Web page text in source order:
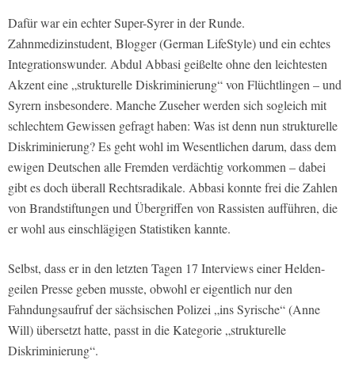
Dafür war ein echter Super-Syrer in der Runde.
Zahnmedizinstudent, Blogger (German LifeStyle) und ein echtes
Integrationswunder. Abdul Abbasi geißelte ohne den leichtesten
Akzent eine „strukturelle Diskriminierung“ von Flüchtlingen – und
Syrern insbesondere. Manche Zuseher werden sich sogleich mit
schlechtem Gewissen gefragt haben: Was ist denn nun strukturelle
Diskriminierung? Es geht wohl im Wesentlichen darum, dass dem
ewigen Deutschen alle Fremden verdächtig vorkommen – dabei
gibt es doch überall Rechtsradikale. Abbasi konnte frei die Zahlen
von Brandstiftungen und Übergriffen von Rassisten aufführen, die
er wohl aus einschlägigen Statistiken kannte.
Selbst, dass er in den letzten Tagen 17 Interviews einer Helden-
geilen Presse geben musste, obwohl er eigentlich nur den
Fahndungsaufruf der sächsischen Polizei „ins Syrische“ (Anne
Will) übersetzt hatte, passt in die Kategorie „strukturelle
Diskriminierung“.